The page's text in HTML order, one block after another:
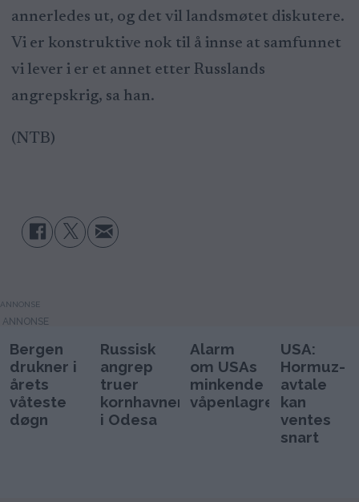
annerledes ut, og det vil landsmøtet diskutere.
Vi er konstruktive nok til å innse at samfunnet
vi lever i er et annet etter Russlands
angrepskrig, sa han.
(NTB)
ANNONSE
Bergen
drukner i
årets
våteste
døgn
Russisk
angrep
truer
kornhavnen
i Odesa
Alarm
om USAs
minkende
våpenlagre
USA:
Hormuz-
avtale
kan
ventes
snart